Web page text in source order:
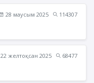
28 маусым 2025
114307
22 желтоқсан 2025
68477